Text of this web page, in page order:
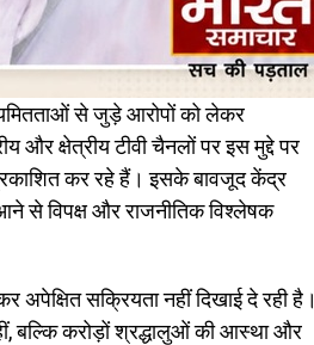
से जुड़े आरोपों को लेकर
और क्षेत्रीय टीवी चैनलों पर इस मुद्दे पर
कर रहे हैं। इसके बावजूद केंद्र
से विपक्ष और राजनीतिक विश्लेषक
अपेक्षित सक्रियता नहीं दिखाई दे रही है।
बल्कि करोड़ों श्रद्धालुओं की आस्था और